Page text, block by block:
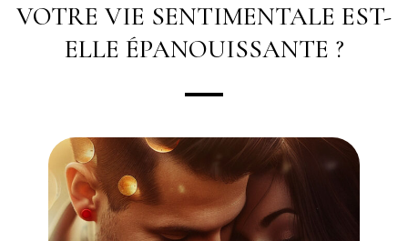
VOTRE VIE SENTIMENTALE EST-
ELLE ÉPANOUISSANTE ?